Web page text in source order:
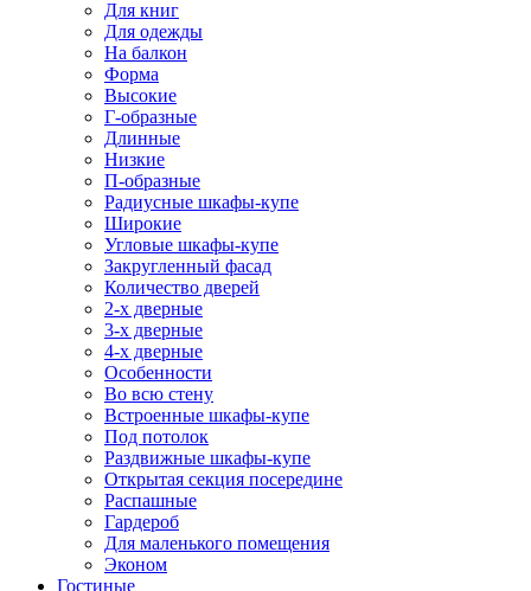
Для книг
Для одежды
На балкон
Форма
Высокие
Г-образные
Длинные
Низкие
П-образные
Радиусные шкафы-купе
Широкие
Угловые шкафы-купе
Закругленный фасад
Количество дверей
2-х дверные
3-х дверные
4-х дверные
Особенности
Во всю стену
Встроенные шкафы-купе
Под потолок
Раздвижные шкафы-купе
Открытая секция посередине
Распашные
Гардероб
Для маленького помещения
Эконом
Гостиные